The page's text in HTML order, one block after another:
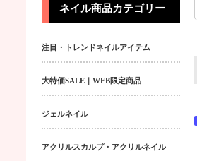
ネイル商品カテゴリー
注目・トレンドネイルアイテム
大特価SALE｜WEB限定商品
ジェルネイル
アクリルスカルプ・アクリルネイル